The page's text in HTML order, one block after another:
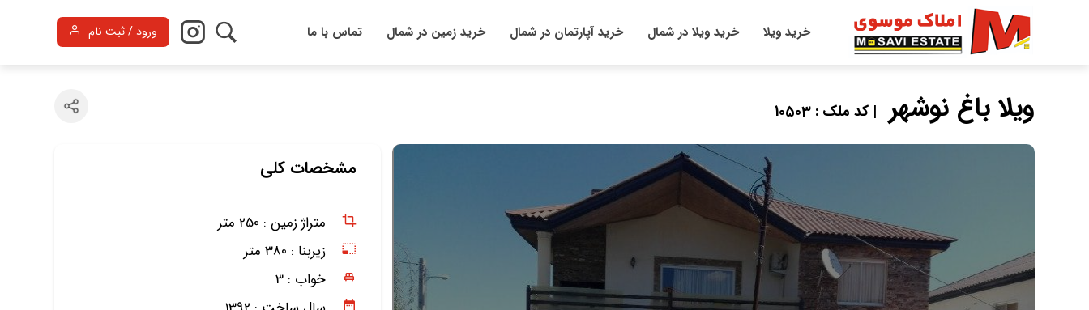
خرید ویلا خرید ویلا در شمال خرید آپارتمان در شمال خرید زمین در شمال تماس با ما ورود / ثبت نام
ویلا باغ نوشهر | کد ملک : 10503
مشخصات کلی
متراژ زمین : 250 متر
زیربنا : 380 متر
خواب : 3